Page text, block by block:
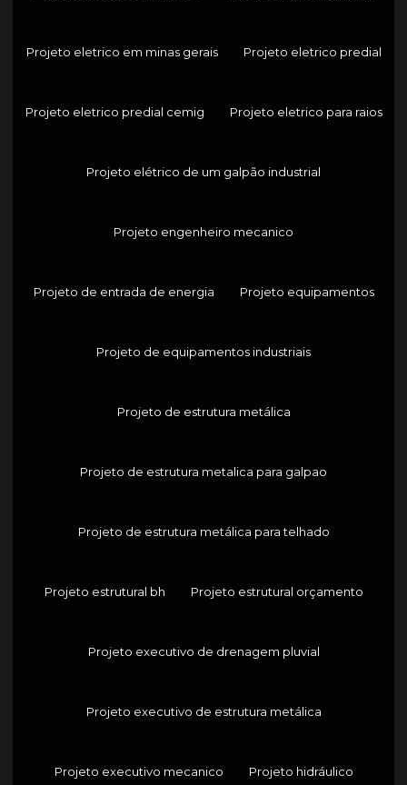
Projeto eletrico em minas gerais Projeto eletrico predial
Projeto eletrico predial cemig Projeto eletrico para raios
Projeto elétrico de um galpão industrial
Projeto engenheiro mecanico
Projeto de entrada de energia Projeto equipamentos
Projeto de equipamentos industriais
Projeto de estrutura metálica
Projeto de estrutura metalica para galpao
Projeto de estrutura metálica para telhado
Projeto estrutural bh Projeto estrutural orçamento
Projeto executivo de drenagem pluvial
Projeto executivo de estrutura metálica
Projeto executivo mecanico Projeto hidráulico